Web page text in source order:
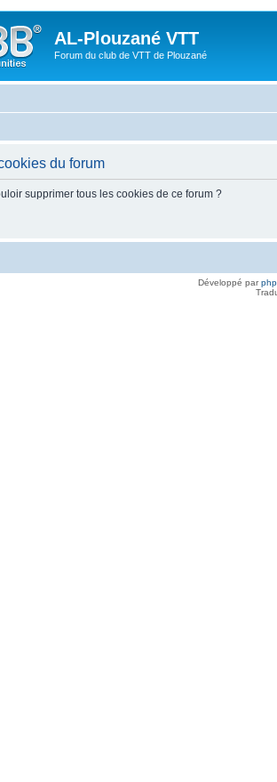
AL-Plouzané VTT
Forum du club de VTT de Plouzané
du forum
supprimer tous les cookies de ce forum ?
Développé par